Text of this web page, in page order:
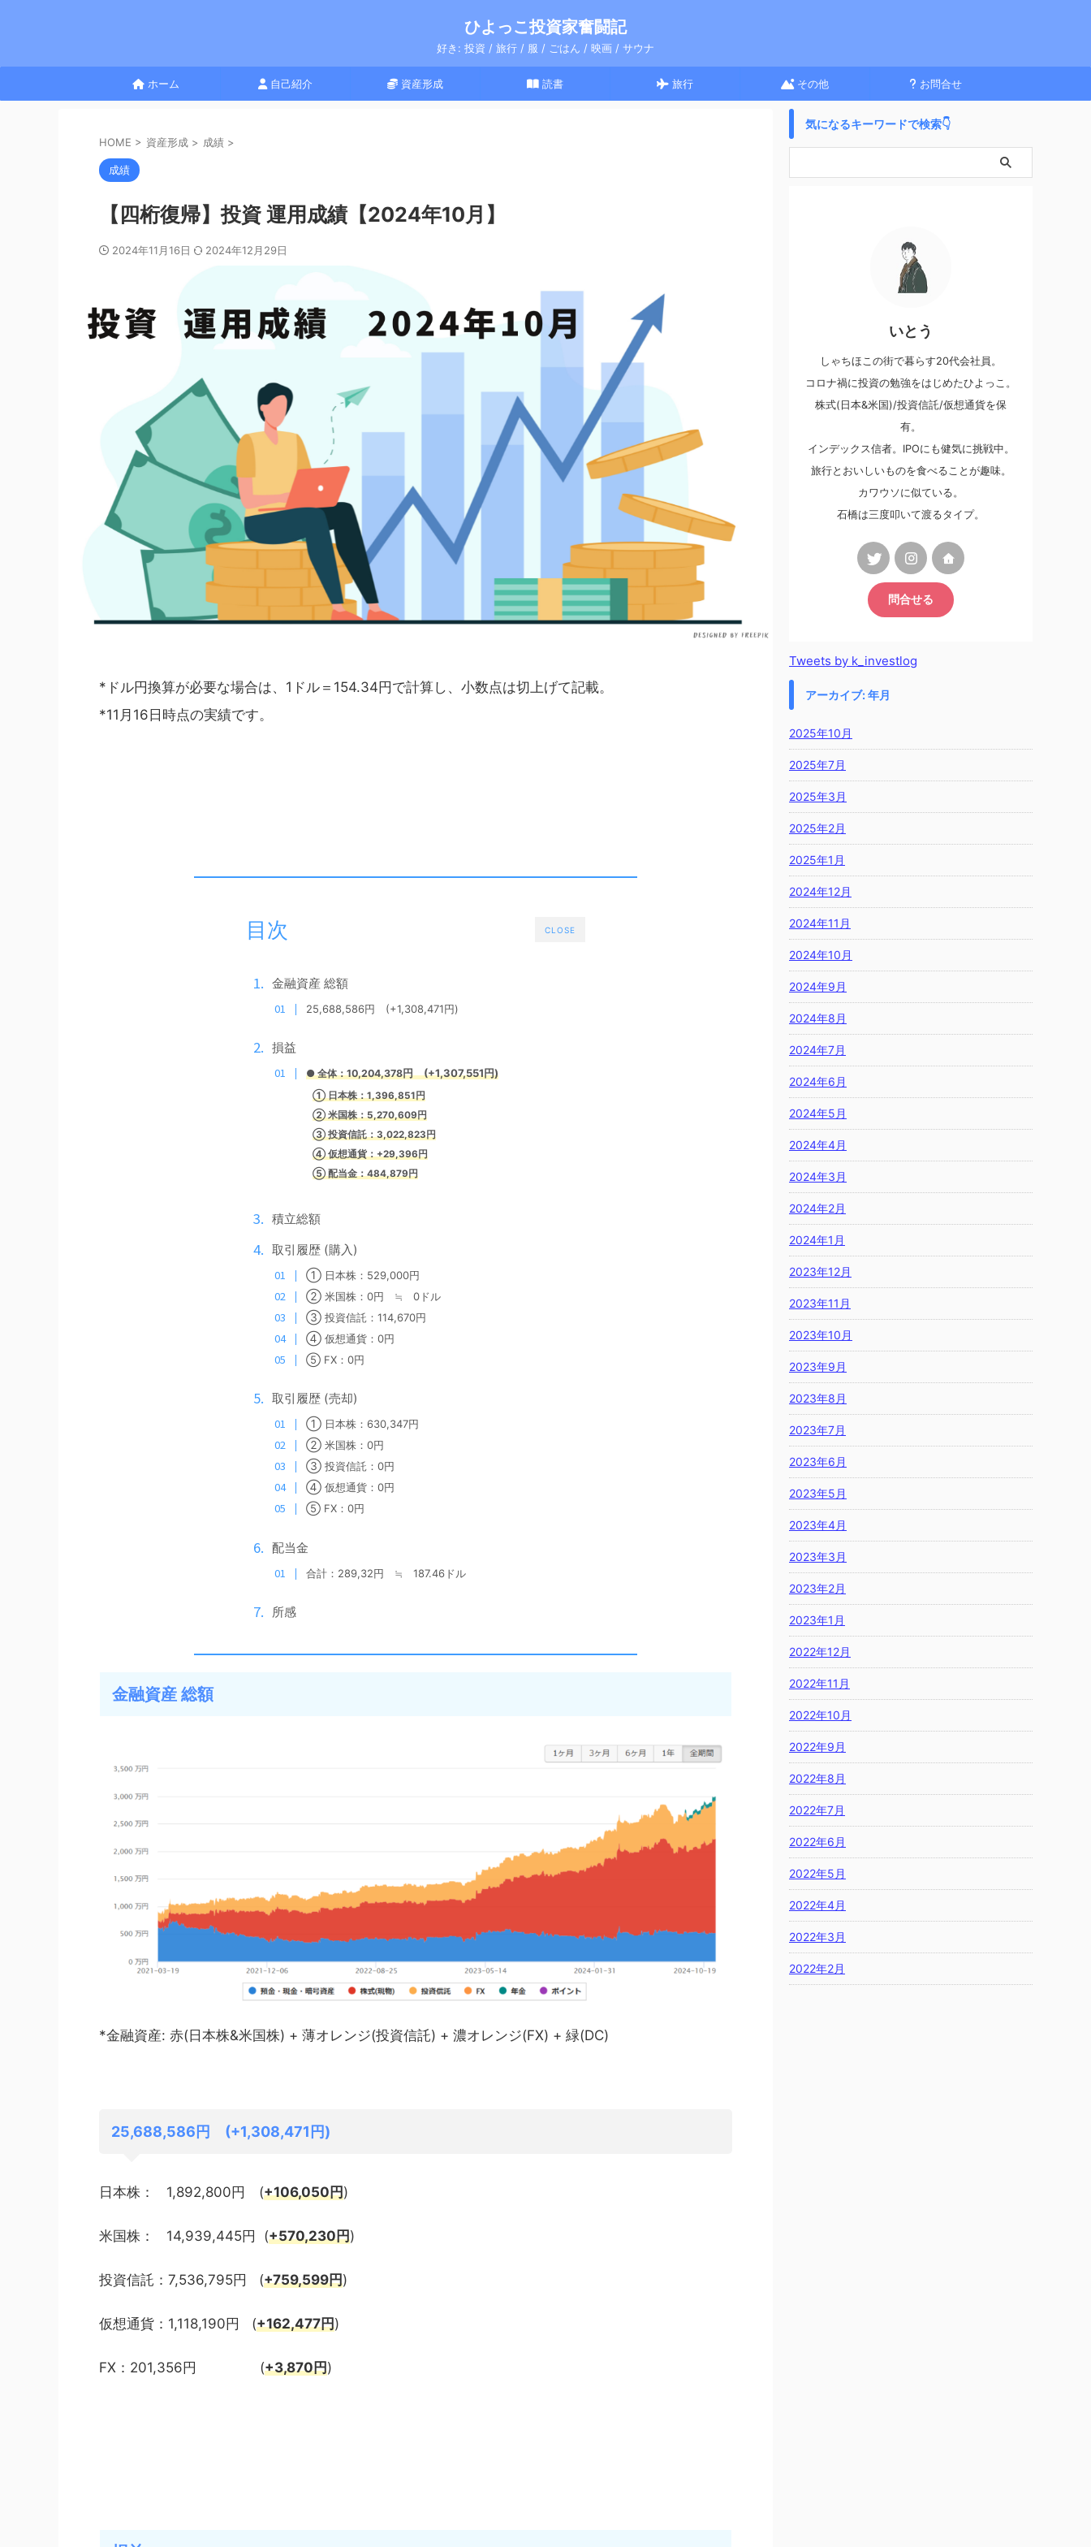
ひよっこ投資家奮闘記
好き: 投資 / 旅行 / 服 / ごはん / 映画 / サウナ
ホーム 自己紹介 資産形成 読書 旅行 その他 お問合せ
HOME > 資産形成 > 成績 >
成績
【四桁復帰】投資 運用成績【2024年10月】
2024年11月16日 2024年12月29日
*ドル円換算が必要な場合は、1ドル＝154.34円で計算し、小数点は切上げて記載。
*11月16日時点の実績です。
CLOSE
目次
金融資産 総額
25,688,586円 (+1,308,471円)
損益
●全体：10,204,378円 (+1,307,551円)
① 日本株：1,396,851円
② 米国株：5,270,609円
③ 投資信託：3,022,823円
④ 仮想通貨：+29,396円
⑤ 配当金：484,879円
積立総額
取引履歴 (購入)
① 日本株：529,000円
② 米国株：0円 ≒ 0ドル
③ 投資信託：114,670円
④ 仮想通貨：0円
⑤ FX：0円
取引履歴 (売却)
① 日本株：630,347円
② 米国株：0円
③ 投資信託：0円
④ 仮想通貨：0円
⑤ FX：0円
配当金
合計：289,32円 ≒ 187.46ドル
所感
金融資産 総額
*金融資産: 赤(日本株&米国株) + 薄オレンジ(投資信託) + 濃オレンジ(FX) + 緑(DC)
25,688,586円 (+1,308,471円)
日本株： 1,892,800円 (+106,050円)
米国株： 14,939,445円 (+570,230円)
投資信託：7,536,795円 (+759,599円)
仮想通貨：1,118,190円 (+162,477円)
FX：201,356円 (+3,870円)
気になるキーワードで検索👇
いとう
しゃちほこの街で暮らす20代会社員。
コロナ禍に投資の勉強をはじめたひよっこ。
株式(日本&米国)/投資信託/仮想通貨を保
有。
インデックス信者。IPOにも健気に挑戦中。
旅行とおいしいものを食べることが趣味。
カワウソに似ている。
石橋は三度叩いて渡るタイプ。
問合せる
Tweets by k_investlog
アーカイブ: 年月
2025年10月
2025年7月
2025年3月
2025年2月
2025年1月
2024年12月
2024年11月
2024年10月
2024年9月
2024年8月
2024年7月
2024年6月
2024年5月
2024年4月
2024年3月
2024年2月
2024年1月
2023年12月
2023年11月
2023年10月
2023年9月
2023年8月
2023年7月
2023年6月
2023年5月
2023年4月
2023年3月
2023年2月
2023年1月
2022年12月
2022年11月
2022年10月
2022年9月
2022年8月
2022年7月
2022年6月
2022年5月
2022年4月
2022年3月
2022年2月